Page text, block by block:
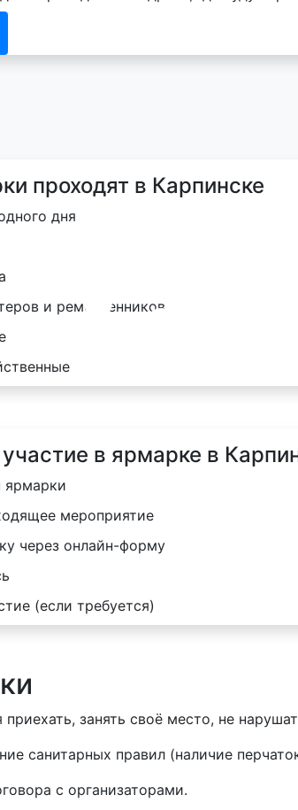
проходят в Карпинске
дня
и ремесленников
в ярмарке в
ярмарки
мероприятие
через онлайн-форму
(если требуется)
занять своё место, не
санитарных правил (наличие
с организаторами.